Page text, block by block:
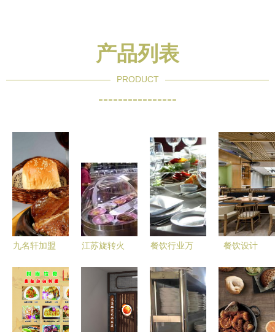
产品列表
PRODUCT
----------------
九名轩加盟
程详解
江苏旋转火
京铁板烧餐
饮设备的推
荐生产厂家
餐饮行业万
多方势力入
局，未来该
怎么玩？
餐饮设计
设计卅卅串
串红油店
餐饮空间